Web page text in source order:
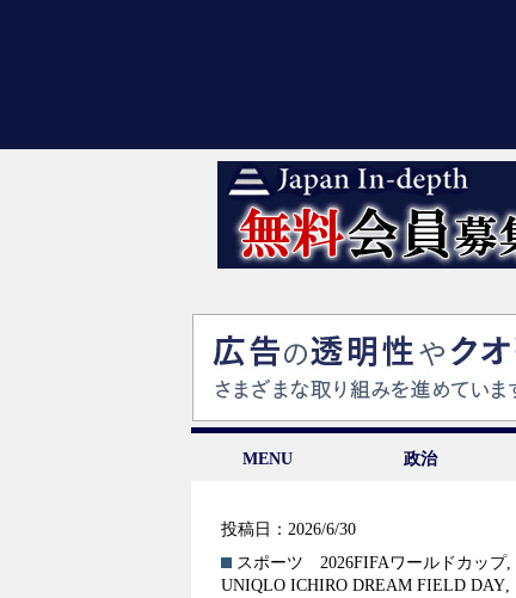
MENU 政治
投稿日：2026/6/30
スポーツ
2026FIFAワールドカップ,
UNIQLO ICHIRO DREAM FIELD DAY,